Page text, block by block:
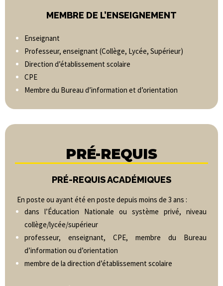
MEMBRE DE L’ENSEIGNEMENT
Enseignant
Professeur, enseignant (Collège, Lycée, Supérieur)
Direction d’établissement scolaire
CPE
Membre du Bureau d’information et d’orientation
PRÉ-REQUIS
PRÉ-REQUIS ACADÉMIQUES
En poste ou ayant été en poste depuis moins de 3 ans :
dans l’Éducation Nationale ou système privé, niveau
collège/lycée/supérieur
professeur, enseignant, CPE, membre du Bureau
d’information ou d’orientation
membre de la direction d’établissement scolaire